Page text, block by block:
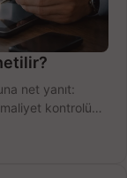
net yanıt:
kontrolü